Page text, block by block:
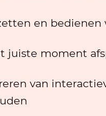
en bedienen
juiste moment
van